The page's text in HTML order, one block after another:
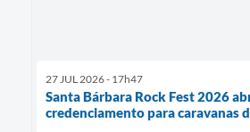
27 JUL 2026 - 17h47
Santa Bárbara Rock Fest 2026
credenciamento para caravanas